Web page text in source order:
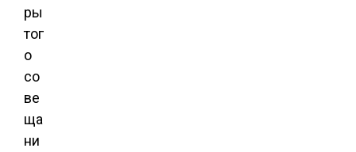
ры
тог
о
со
ве
ща
ни